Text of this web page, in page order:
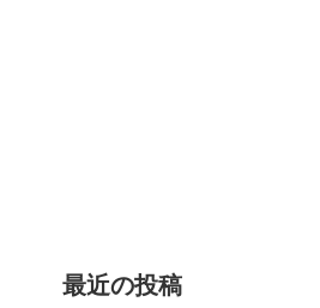
最近の投稿